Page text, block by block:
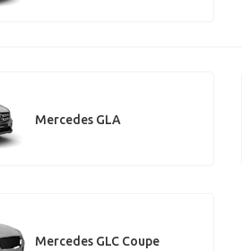
Mercedes GLA
Mercedes GLC Coupe